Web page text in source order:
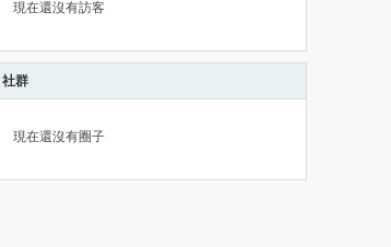
現在還沒有訪客
社群
現在還沒有圈子